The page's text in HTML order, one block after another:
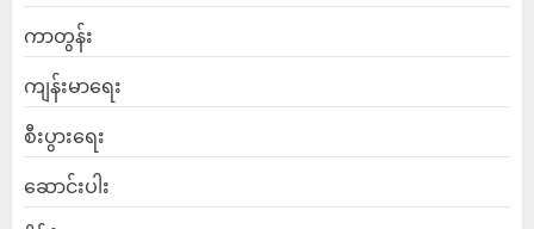
ကာတွန်း
ကျန်းမာရေး
စီးပွားရေး
ဆောင်းပါး